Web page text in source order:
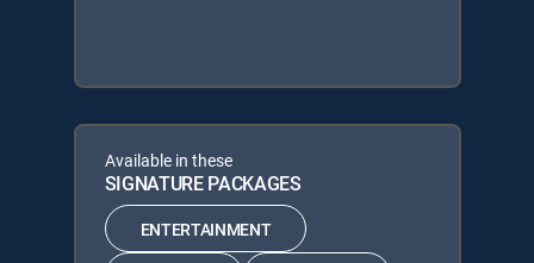
Available in these
SIGNATURE PACKAGES
ENTERTAINMENT